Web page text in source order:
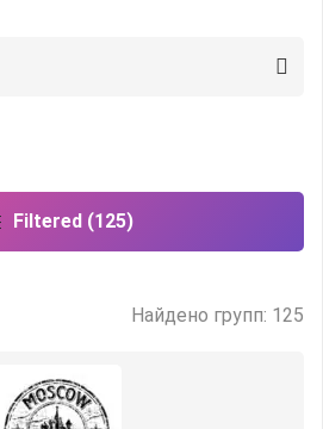
Filtered (125)
Найдено групп: 125